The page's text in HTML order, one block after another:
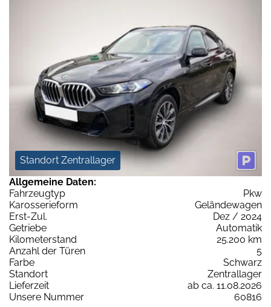
Standort Zentrallager
Allgemeine Daten:
Fahrzeugtyp
Pkw
Karosserieform
Geländewagen
Erst-Zul.
Dez / 2024
Getriebe
Automatik
Kilometerstand
25.200 km
Anzahl der Türen
5
Farbe
Schwarz
Standort
Zentrallager
Lieferzeit
ab ca. 11.08.2026
Unsere Nummer
60816